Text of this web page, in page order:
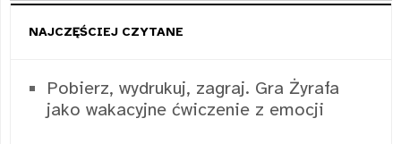
NAJCZĘŚCIEJ CZYTANE
Pobierz, wydrukuj, zagraj. Gra Żyrafa
jako wakacyjne ćwiczenie z emocji